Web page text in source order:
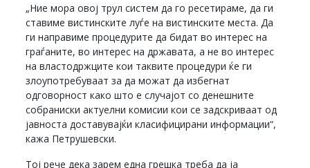
„Ние мора овој трул систем да го ресетираме, да ги
ставиме вистинските луѓе на вистинските места. Да
ги направиме процедурите да бидат во интерес на
граѓаните, во интерес на државата, а не во интерес
на властодржците кои таквите процедури ќе ги
злоупотребуваат за да можат да избегнат
одговорност како што е случајот со денешните
собраниски актуелни комисии кои се задскриваат од
јавноста доставувајќи класифицирани информации“,
кажа Петрушевски.
Тој рече дека зарем една грешка треба да ја